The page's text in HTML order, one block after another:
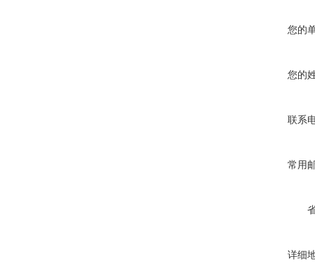
您的
您的
联系
常用
详细